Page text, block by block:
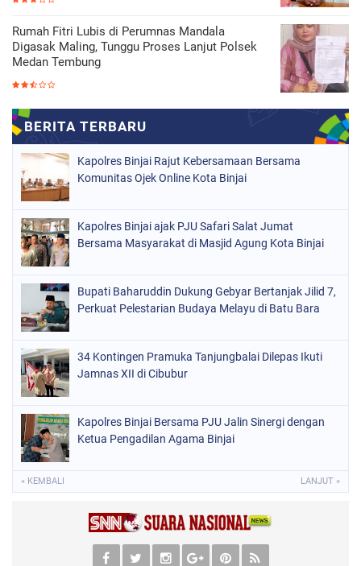
Rumah Fitri Lubis di Perumnas Mandala
Digasak Maling, Tunggu Proses Lanjut Polsek
Medan Tembung
Kapolres Binjai Rajut Kebersamaan Bersama
Komunitas Ojek Online Kota Binjai
Kapolres Binjai ajak PJU Safari Salat Jumat
Bersama Masyarakat di Masjid Agung Kota Binjai
Bupati Baharuddin Dukung Gebyar Bertanjak Jilid 7,
Perkuat Pelestarian Budaya Melayu di Batu Bara
34 Kontingen Pramuka Tanjungbalai Dilepas Ikuti
Jamnas XII di Cibubur
Kapolres Binjai Bersama PJU Jalin Sinergi dengan
Ketua Pengadilan Agama Binjai
« KEMBALI LANJUT »